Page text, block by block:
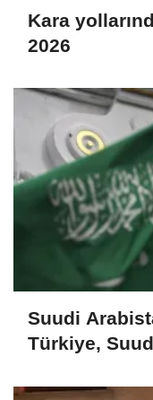
Kara
2026
Suudi
Türkiye,